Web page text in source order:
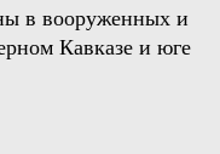
в вооруженных и
Кавказе и юге